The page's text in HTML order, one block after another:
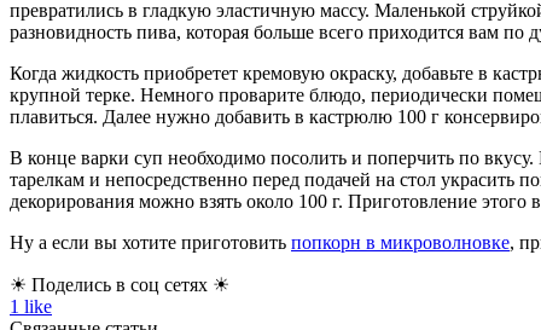
превратились в гладкую эластичную массу. Маленькой
разновидность пива, которая больше всего приходится вам
Когда жидкость приобретет кремовую окраску, добавьте в
крупной терке. Немного проварите блюдо, периодически
плавиться. Далее нужно добавить в кастрюлю 100 г
В конце варки суп необходимо посолить и поперчить по
тарелкам и непосредственно перед подачей на стол
декорирования можно взять около 100 г. Приготовление
Ну а если вы хотите приготовить попкорн в микроволновке,
☀ Поделись в соц сетях ☀
1 like